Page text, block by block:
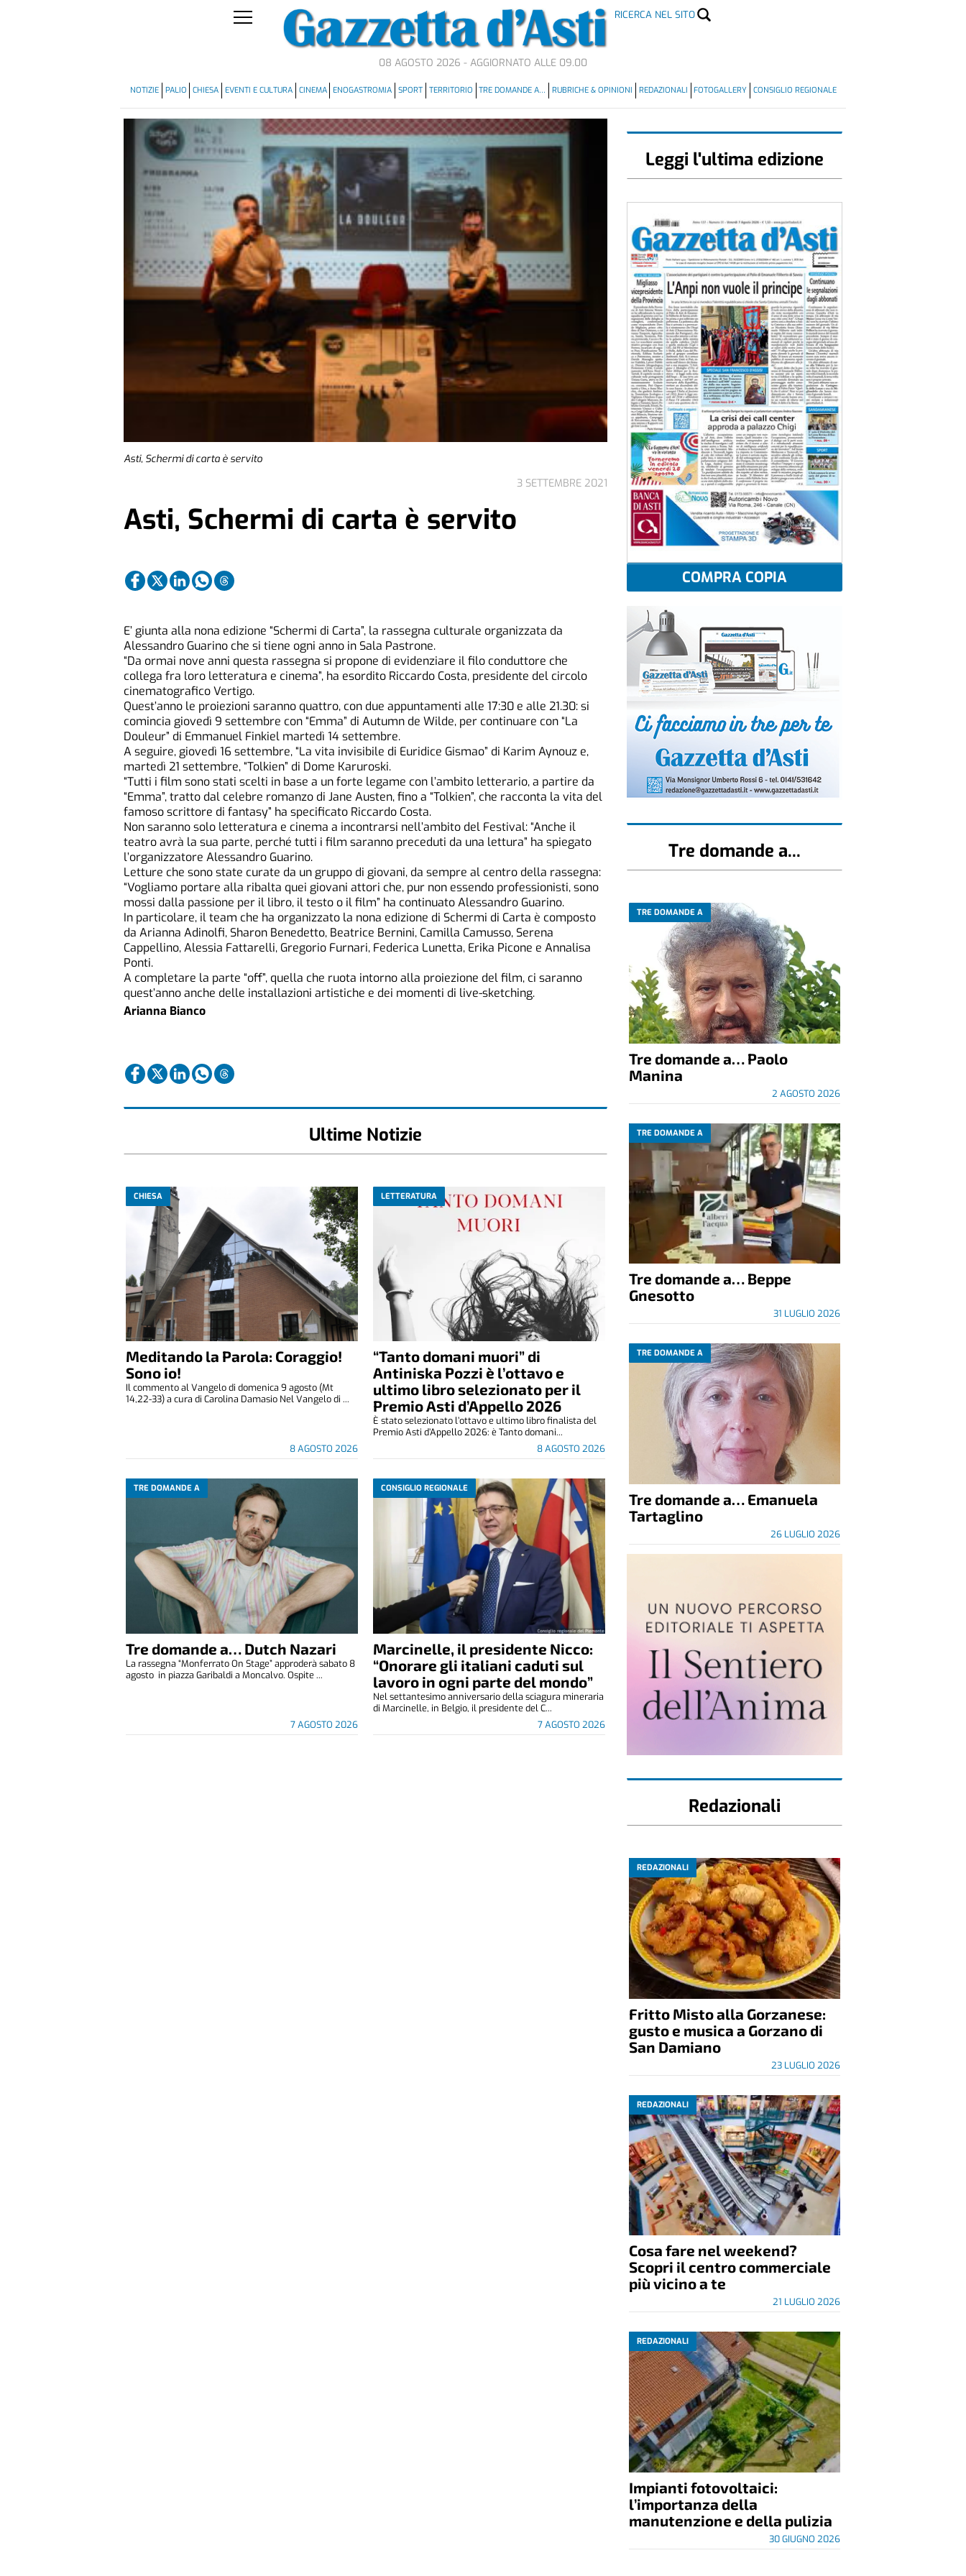
RICERCA NEL SITO
08 AGOSTO 2026 - AGGIORNATO ALLE 09.00
NOTIZIE PALIO CHIESA EVENTI E CULTURA CINEMA ENOGASTROMIA SPORT TERRITORIO TRE DOMANDE A… RUBRICHE & OPINIONI REDAZIONALI FOTOGALLERY CONSIGLIO REGIONALE
Asti, Schermi di carta è servito
3 SETTEMBRE 2021
Asti, Schermi di carta è servito
E’ giunta alla nona edizione “Schermi di Carta”, la rassegna culturale organizzata da
Alessandro Guarino che si tiene ogni anno in Sala Pastrone.
“Da ormai nove anni questa rassegna si propone di evidenziare il filo conduttore che
collega fra loro letteratura e cinema”, ha esordito Riccardo Costa, presidente del circolo
cinematografico Vertigo.
Quest’anno le proiezioni saranno quattro, con due appuntamenti alle 17:30 e alle 21.30: si
comincia giovedì 9 settembre con “Emma” di Autumn de Wilde, per continuare con “La
Douleur” di Emmanuel Finkiel martedì 14 settembre.
A seguire, giovedì 16 settembre, “La vita invisibile di Euridice Gismao” di Karim Aynouz e,
martedì 21 settembre, “Tolkien” di Dome Karuroski.
“Tutti i film sono stati scelti in base a un forte legame con l’ambito letterario, a partire da
“Emma”, tratto dal celebre romanzo di Jane Austen, fino a “Tolkien”, che racconta la vita del
famoso scrittore di fantasy” ha specificato Riccardo Costa.
Non saranno solo letteratura e cinema a incontrarsi nell’ambito del Festival: “Anche il
teatro avrà la sua parte, perché tutti i film saranno preceduti da una lettura” ha spiegato
l’organizzatore Alessandro Guarino.
Letture che sono state curate da un gruppo di giovani, da sempre al centro della rassegna:
“Vogliamo portare alla ribalta quei giovani attori che, pur non essendo professionisti, sono
mossi dalla passione per il libro, il testo o il film” ha continuato Alessandro Guarino.
In particolare, il team che ha organizzato la nona edizione di Schermi di Carta è composto
da Arianna Adinolfi, Sharon Benedetto, Beatrice Bernini, Camilla Camusso, Serena
Cappellino, Alessia Fattarelli, Gregorio Furnari, Federica Lunetta, Erika Picone e Annalisa
Ponti.
A completare la parte “off”, quella che ruota intorno alla proiezione del film, ci saranno
quest’anno anche delle installazioni artistiche e dei momenti di live-sketching.
Arianna Bianco
Ultime Notizie
CHIESA
Meditando la Parola: Coraggio!
Sono io!
8 AGOSTO 2026
Il commento al Vangelo di domenica 9 agosto (Mt
14,22-33) a cura di Carolina Damasio Nel Vangelo di ...
LETTERATURA
“Tanto domani muori” di
Antiniska Pozzi è l’ottavo e
ultimo libro selezionato per il
Premio Asti d’Appello 2026
8 AGOSTO 2026
È stato selezionato l’ottavo e ultimo libro finalista del
Premio Asti d’Appello 2026: è Tanto domani...
TRE DOMANDE A
Tre domande a… Dutch Nazari
7 AGOSTO 2026
La rassegna “Monferrato On Stage” approderà sabato 8
agosto in piazza Garibaldi a Moncalvo. Ospite ...
CONSIGLIO REGIONALE
Marcinelle, il presidente Nicco:
“Onorare gli italiani caduti sul
lavoro in ogni parte del mondo”
7 AGOSTO 2026
Nel settantesimo anniversario della sciagura mineraria
di Marcinelle, in Belgio, il presidente del C...
Leggi l'ultima edizione
COMPRA COPIA
Tre domande a...
TRE DOMANDE A
Tre domande a… Paolo
Manina
2 AGOSTO 2026
TRE DOMANDE A
Tre domande a… Beppe
Gnesotto
31 LUGLIO 2026
TRE DOMANDE A
Tre domande a… Emanuela
Tartaglino
26 LUGLIO 2026
Redazionali
REDAZIONALI
Fritto Misto alla Gorzanese:
gusto e musica a Gorzano di
San Damiano
23 LUGLIO 2026
REDAZIONALI
Cosa fare nel weekend?
Scopri il centro commerciale
più vicino a te
21 LUGLIO 2026
REDAZIONALI
Impianti fotovoltaici:
l’importanza della
manutenzione e della pulizia
30 GIUGNO 2026